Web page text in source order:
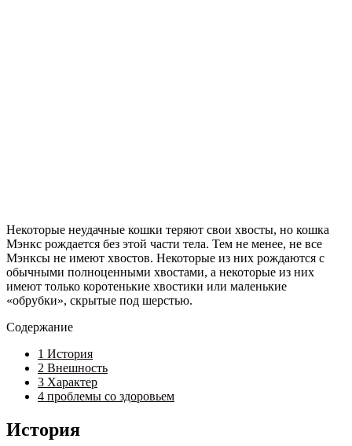
Некоторые неудачные кошки теряют свои хвосты, но кошка
Мэнкс рождается без этой части тела. Тем не менее, не все
Мэнксы не имеют хвостов. Некоторые из них рождаются с
обычными полноценными хвостами, а некоторые из них
имеют только коротенькие хвостики или маленькие
«обрубки», скрытые под шерстью.
Содержание
1 История
2 Внешность
3 Характер
4 проблемы со здоровьем
История